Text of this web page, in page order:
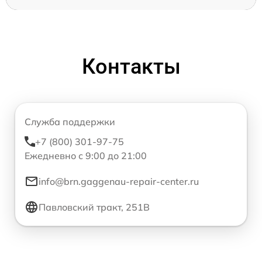
Контакты
Служба поддержки
+7 (800) 301-97-75
Ежедневно с 9:00 до 21:00
info@brn.gaggenau-repair-center.ru
Павловский тракт, 251В